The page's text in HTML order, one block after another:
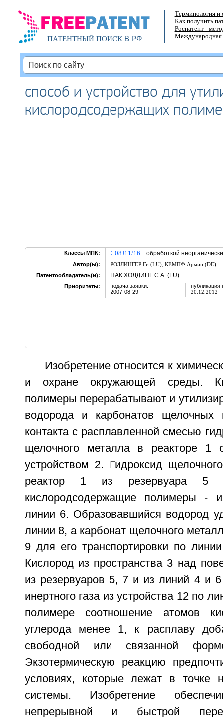
ПАТЕНТНЫЙ ПОИСКВ РФ
Терминология и
Как получить
Роспатент -
Международная
способ и устройство для
кислородсодержащих
Классы МПК: C08J11/16 обработкой
Автор(ы): РОЛЛИНГЕР Ги (LU), КЕМПФ Армин (DE)
Патентообладатель(и):
ПАК ХОЛДИНГ С.А. (LU)
Приоритеты:
подача заявки:
2007-08-29
публикация
20.12.2012
Изобретение относится к
и охране окружающей среды.
полимеры перерабатывают и
водорода и карбонатов щелочных
контакта с расплавленной смесью
щелочного металла в реакторе 1
устройством 2. Гидроксид
реактор 1 из резервуара
кислородсодержащие полимеры -
линии 6. Образовавшийся водород
линии 8, а карбонат щелочного
9 для его транспортировки по
Кислород из пространства 3 над
из резервуаров 5, 7 и из линий 4 и
инертного газа из устройства 12 по
полимере соотношение атомов
углерода менее 1, к расплаву
свободной или связанной
Экзотермическую реакцию
условиях, которые лежат в точке
системы. Изобретение
непрерывной и быстрой